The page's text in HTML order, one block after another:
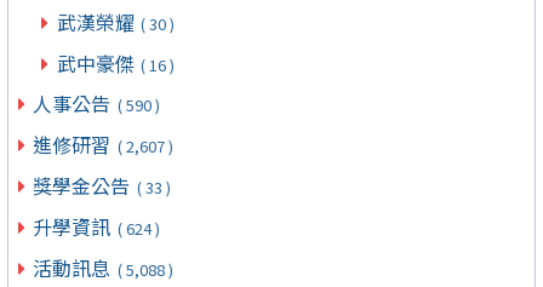
武漢榮耀 ( 30 )
武中豪傑 ( 16 )
人事公告 ( 590 )
進修研習 ( 2,607 )
獎學金公告 ( 33 )
升學資訊 ( 624 )
活動訊息 ( 5,088 )